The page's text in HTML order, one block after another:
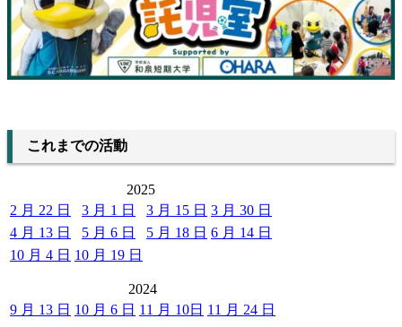
これまでの活動
2025
2 月 22 日
3 月 1 日 3 月 15 日 3 月 30 日
4 月 13 日
5 月 6 日 5 月 18 日 6 月 14 日
10 月 4 日 10 月 19 日
2024
9 月 13 日 10 月 6 日 11 月 10日 11 月 24 日